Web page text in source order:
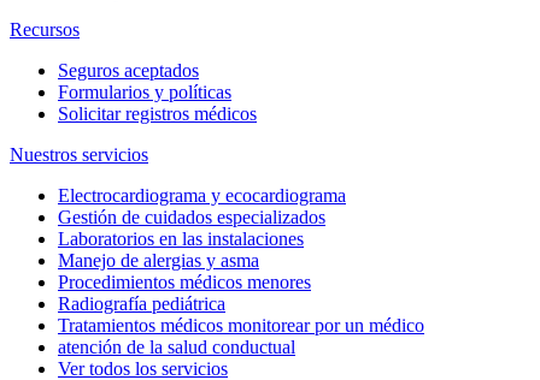
Recursos
Seguros aceptados
Formularios y políticas
Solicitar registros médicos
Nuestros servicios
Electrocardiograma y ecocardiograma
Gestión de cuidados especializados
Laboratorios en las instalaciones
Manejo de alergias y asma
Procedimientos médicos menores
Radiografía pediátrica
Tratamientos médicos monitorear por un médico
atención de la salud conductual
Ver todos los servicios